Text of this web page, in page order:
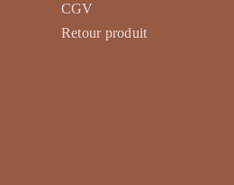
CGV
Retour produit